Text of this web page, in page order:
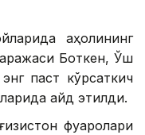
аҳолининг
Боткен, Ўш
паст кўрсаткич
қайд этилди.
фуқаролари